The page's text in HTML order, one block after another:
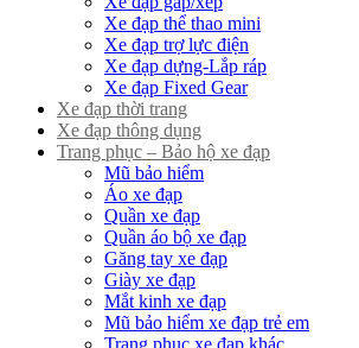
Xe đạp thể thao mini
Xe đạp trợ lực điện
Xe đạp dựng-Lắp ráp
Xe đạp Fixed Gear
Xe đạp thời trang
Xe đạp thông dụng
Trang phục – Bảo hộ xe đạp
Mũ bảo hiểm
Áo xe đạp
Quần xe đạp
Quần áo bộ xe đạp
Găng tay xe đạp
Giày xe đạp
Mắt kinh xe đạp
Mũ bảo hiểm xe đạp trẻ em
Trang phục xe đạp khác